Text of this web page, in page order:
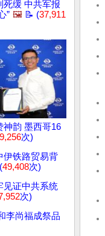
死缓 中共军报
” 🖼️ 📝 (37,911
神韵 墨西哥16
次)
伊铁路贸易背
49,408次)
见证中共系统
次)
李尚福成祭品